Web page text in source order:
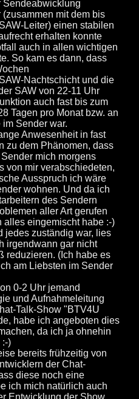
Sendeabwicklung
mit dem bis
Leiter) einen stabilen
erhalten konnte
auch in allen wichtigen
So kam es dann, dass
Nachtschicht und die
SAW von 22-11 Uhr
auch fast bis zum
Tagen pro Monat bzw. an
Sender war.
Anwesenheit in fast
zu dem Phänomen, dass
mich morgens
von mir verabschiedeten,
Ausspruch ich wäre
wohnen. Und da ich
des Sendern
aller Art gerufen
alles eingemischt habe :-)
jedes zuständig war, lies
irgendwann gar nicht
reduzieren. (Ich habe es
am Liebsten im Sender
0-2 Uhr jemand
und Aufnahmeleitung
Talk-Show "BTV4U
habe ich angeboten dies
da ich ja ohnehin
:-)
bereits frühzeitig von
der Chat-
diese noch eine
ich mich natürlich auch
Entwicklung der Show